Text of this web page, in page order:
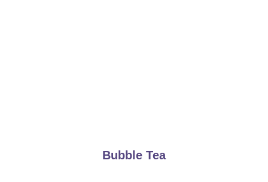
Bubble Tea